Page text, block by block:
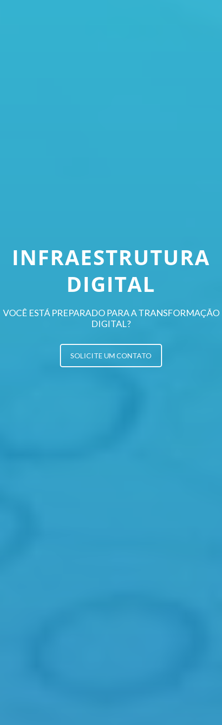
INFRAESTRUTURA
DIGITAL
VOCÊ ESTÁ PREPARADO PARA A TRANSFORMAÇÃO
DIGITAL?
SOLICITE UM CONTATO